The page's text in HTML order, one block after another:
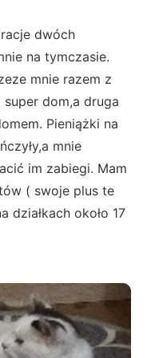
dwóch
na tymczasie.
mnie razem z
dom,a druga
Pieniążki na
mnie
im zabiegi. Mam
( swoje plus te
działkach około 17